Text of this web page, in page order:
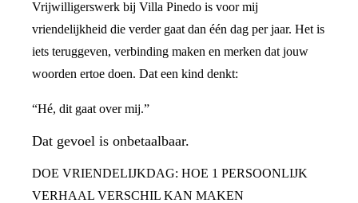
Vrijwilligerswerk bij Villa Pinedo is voor mij
vriendelijkheid die verder gaat dan één dag per jaar. Het is
iets teruggeven, verbinding maken en merken dat jouw
woorden ertoe doen. Dat een kind denkt:
“Hé, dit gaat over mij.”
Dat gevoel is onbetaalbaar.
DOE VRIENDELIJKDAG: HOE 1 PERSOONLIJK
VERHAAL VERSCHIL KAN MAKEN